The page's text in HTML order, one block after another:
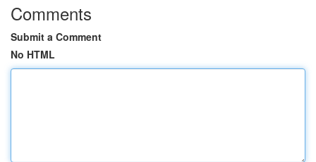
Comments
Submit a Comment
No HTML